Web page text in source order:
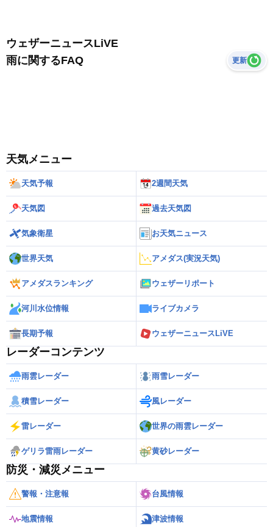
ウェザーニュースLiVE
雨に関するFAQ
更新
天気メニュー
天気予報 2週間天気
天気図 過去天気図
気象衛星 お天気ニュース
世界天気 アメダス(実況天気)
アメダスランキング ウェザーリポート
河川水位情報 ライブカメラ
長期予報 ウェザーニュースLiVE
レーダーコンテンツ
雨雲レーダー 雨雪レーダー
積雪レーダー 風レーダー
雷レーダー 世界の雨雲レーダー
ゲリラ雷雨レーダー 黄砂レーダー
防災・減災メニュー
警報・注意報 台風情報
地震情報 津波情報